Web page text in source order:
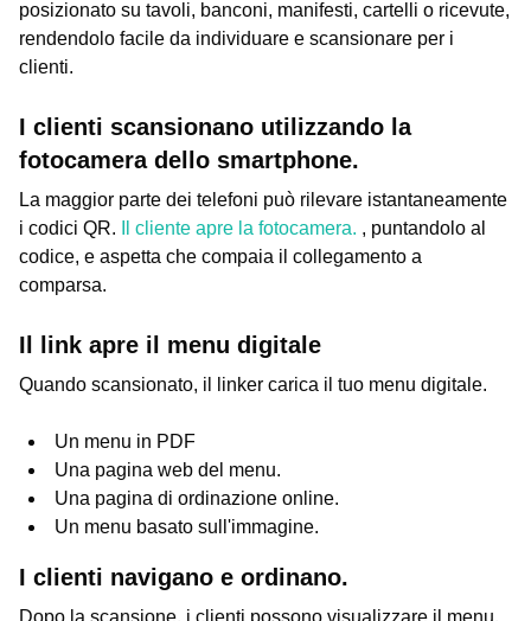
posizionato su tavoli, banconi, manifesti, cartelli o ricevute,
rendendolo facile da individuare e scansionare per i
clienti.
I clienti scansionano utilizzando la
fotocamera dello smartphone.
La maggior parte dei telefoni può rilevare istantaneamente
i codici QR.
Il cliente apre la fotocamera. , puntandolo al
codice, e aspetta che compaia il collegamento a
comparsa.
Il link apre il menu digitale
Quando scansionato, il linker carica il tuo menu digitale.
Un menu in PDF
Una pagina web del menu.
Una pagina di ordinazione online.
Un menu basato sull'immagine.
I clienti navigano e ordinano.
Dopo la scansione, i clienti possono visualizzare il menu,